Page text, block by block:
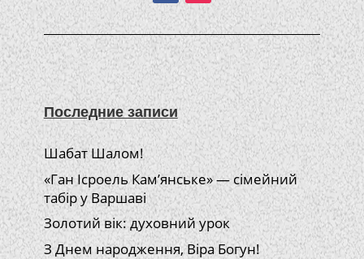
Последние записи
Шабат Шалом!
«Ган Ісроель Кам’янське» — сімейний
табір у Варшаві
Золотий вік: духовний урок
З Днем народження, Віра Богун!